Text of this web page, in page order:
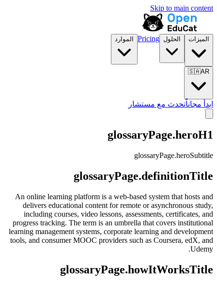
Skip to main content
الميزات الحلول Pricing الموارد
🇸🇦AR
ابدأ مجاناًتحدث مع مستشار
glossaryPage.heroH1
glossaryPage.heroSubtitle
glossaryPage.definitionTitle
An online learning platform is a web-based system that hosts and
delivers educational content for remote or asynchronous study,
including courses, video lessons, assessments, certificates, and
progress tracking. The term is an umbrella that covers institutional
learning management systems, corporate learning and development
tools, and consumer MOOC providers such as Coursera, edX, and
Udemy.
glossaryPage.howItWorksTitle